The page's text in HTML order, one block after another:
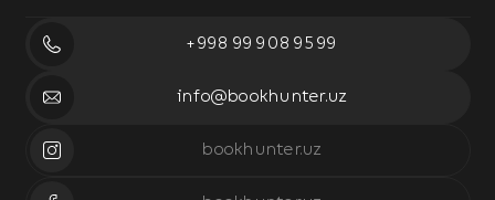
+998 99 908 95 99
info@bookhunter.uz
bookhunter.uz